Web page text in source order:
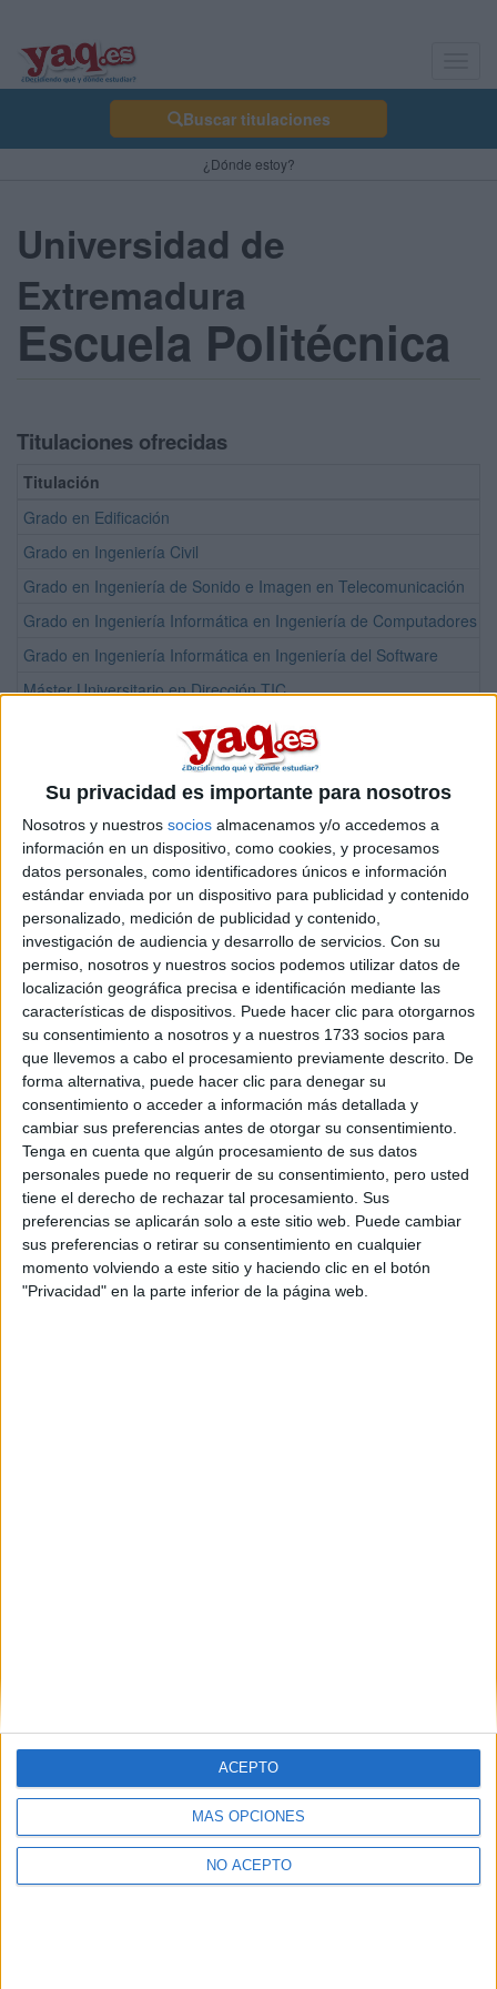
Su privacidad es importante para nosotros
Nosotros y nuestros socios almacenamos y/o accedemos a
información en un dispositivo, como cookies, y procesamos
datos personales, como identificadores únicos e información
estándar enviada por un dispositivo para publicidad y contenido
personalizado, medición de publicidad y contenido,
investigación de audiencia y desarrollo de servicios. Con su
permiso, nosotros y nuestros socios podemos utilizar datos de
localización geográfica precisa e identificación mediante las
características de dispositivos. Puede hacer clic para otorgarnos
su consentimiento a nosotros y a nuestros 1733 socios para
que llevemos a cabo el procesamiento previamente descrito. De
forma alternativa, puede hacer clic para denegar su
consentimiento o acceder a información más detallada y
cambiar sus preferencias antes de otorgar su consentimiento.
Tenga en cuenta que algún procesamiento de sus datos
personales puede no requerir de su consentimiento, pero usted
tiene el derecho de rechazar tal procesamiento. Sus
preferencias se aplicarán solo a este sitio web. Puede cambiar
sus preferencias o retirar su consentimiento en cualquier
momento volviendo a este sitio y haciendo clic en el botón
"Privacidad" en la parte inferior de la página web.
MÁS OPCIONES
NO ACEPTO
ACEPTO
Buscar titulaciones
¿Dónde estoy?
Universidad de
Extremadura
Escuela Politécnica
Titulaciones ofrecidas
Titulación
Grado en Edificación
Grado en Ingeniería Civil
Grado en Ingeniería de Sonido e Imagen en Telecomunicación
Grado en Ingeniería Informática en Ingeniería de Computadores
Grado en Ingeniería Informática en Ingeniería del Software
Máster Universitario en Dirección TIC
Máster Universitario en Ingeniería de Caminos, Canales y Puertos
Máster Universitario en Ingeniería de Telecomunicación
Máster Universitario en Ingeniería Informática
Máster Universitario en Metodología para la Modelización de la
¡Síguenos en Facebook!
Contactar